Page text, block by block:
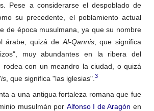
Pese a considerarse el despoblado de
su precedente, el poblamiento actual
de época musulmana, ya que su nombre
árabe, quizá de Al-Qannis, que significa
muy abundantes en la ribera del
rodea con un meandro la ciudad, o quizá
, que significa "las iglesias". 3
a una antigua fortaleza romana que fue
musulmán por Alfonso I de Aragón en